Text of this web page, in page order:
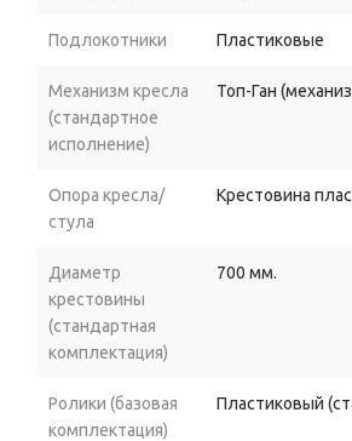
Подлокотники Пластиковые
Механизм кресла
(стандартное
исполнение)
Топ-Ган
Опора кресла/
стула
Крестовина
Диаметр
крестовины
(стандартная
комплектация)
700 мм.
Ролики (базовая
комплектация)
Пластиковый